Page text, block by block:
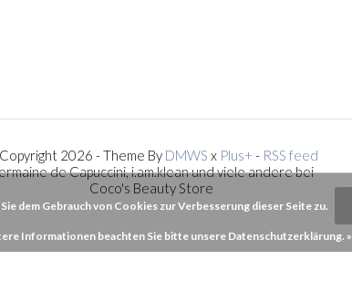
2026 - Theme By DMWS x Plus+ - RSS feed
de Capuccini, i.am.klean und viele andere bei
Coco's Beauty Store
dem Gebrauch von Cookies zur Verbesserung dieser Seite zu.
Informationen beachten Sie bitte unsere Datenschutzerklärung. »